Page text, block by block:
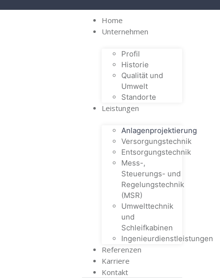
Home
Unternehmen
Profil
Historie
Qualität und
Umwelt
Standorte
Leistungen
Anlagenprojektierung
Versorgungstechnik
Entsorgungstechnik
Mess-,
Steuerungs- und
Regelungstechnik
(MSR)
Umwelttechnik
und
Schleifkabinen
Ingenieurdienstleistungen
Referenzen
Karriere
Kontakt